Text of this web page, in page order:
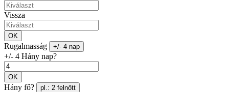
Vissza
OK
Rugalmasság +/- 4 nap
+/- 4 Hány nap?
OK
Hány fő? pl.: 2 felnőtt